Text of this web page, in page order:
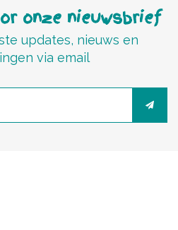
onze nieuwsbrief
updates, nieuws en
via email